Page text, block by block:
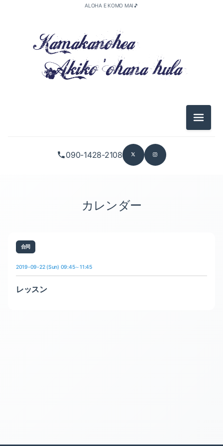
090-1428-2108
ALOHA E KOMO MAI🎵
メニュ
カレンダー
合同
2019-09-22 (Sun) 09:45～11:45
レッスン